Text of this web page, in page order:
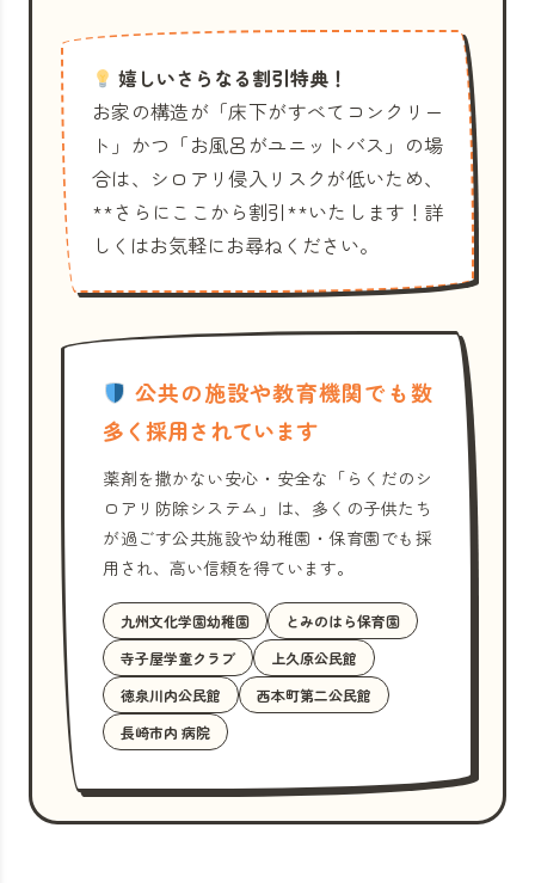
嬉しいさらなる割引特典！
お家の構造が「床下がすべてコンクリー
ト」かつ「お風呂がユニットバス」の場
合は、シロアリ侵入リスクが低いため、
**さらにここから割引**いたします！詳
しくはお気軽にお尋ねください。
公共の施設や教育機関でも数
多く採用されています
薬剤を撒かない安心・安全な「らくだのシ
ロアリ防除システム」は、多くの子供たち
が過ごす公共施設や幼稚園・保育園でも採
用され、高い信頼を得ています。
九州文化学園幼稚園
とみのはら保育園
寺子屋学童クラブ
上久原公民館
徳泉川内公民館
西本町第二公民館
長崎市内 病院